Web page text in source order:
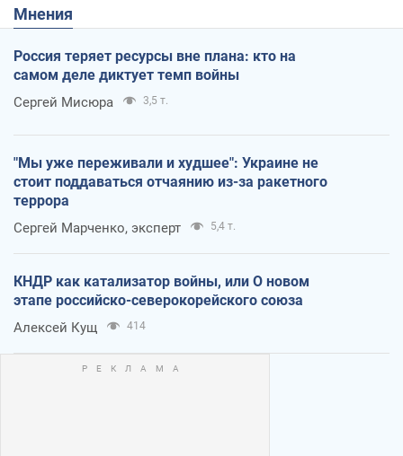
Мнения
Россия теряет ресурсы вне плана: кто на
самом деле диктует темп войны
Сергей Мисюра 3,5 т.
"Мы уже переживали и худшее": Украине не
стоит поддаваться отчаянию из-за ракетного
террора
Сергей Марченко, эксперт 5,4 т.
КНДР как катализатор войны, или О новом
этапе российско-северокорейского союза
Алексей Кущ 414